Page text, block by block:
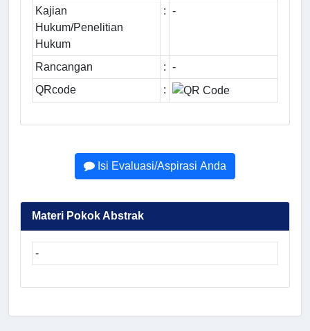
Kajian
Hukum/Penelitian
Hukum
: -
Rancangan : -
QRcode
:
Isi Evaluasi/Aspirasi Anda
Materi Pokok Abstrak
-